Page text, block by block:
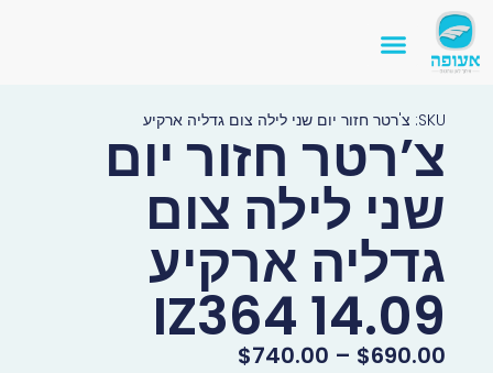
SKU: צ'רטר חזור יום שני לילה צום גדליה ארקיע
צ’רטר חזור יום
שני לילה צום
גדליה ארקיע
IZ364 14.09
$690.00
–
$740.00